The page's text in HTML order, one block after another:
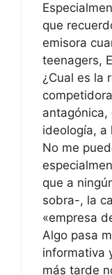
que
emisora
teenagers,
¿Cual es la
antagónica,
ideología, a
No me
que a
sobra-, la
«empresa
Algo pasa
informativa
más tarde